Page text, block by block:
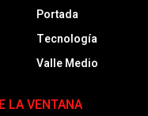
Portada
Tecnología
Valle Medio
LA VENTANA